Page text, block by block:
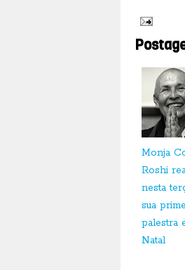
Monja
Roshi
nesta
sua
palestra
Natal